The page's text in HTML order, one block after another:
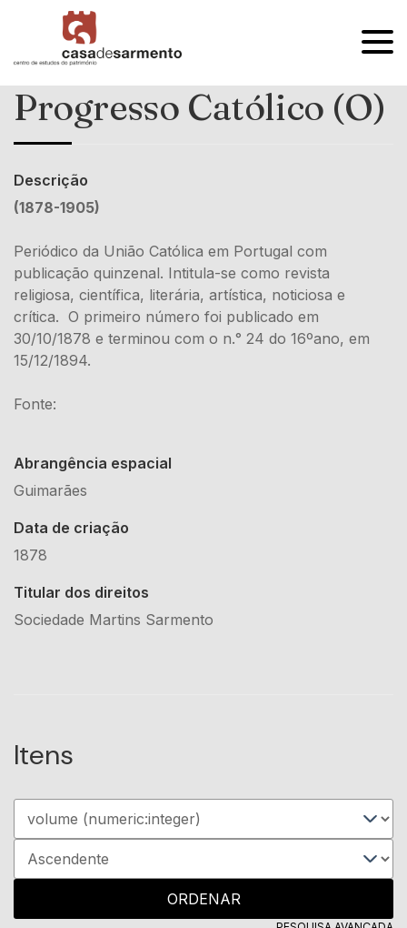
OPEN
Progresso Católico (O)
Descrição
(1878-1905)
Periódico da União Católica em Portugal com
publicação quinzenal. Intitula-se como revista
religiosa, científica, literária, artística, noticiosa e
crítica. O primeiro número foi publicado em
30/10/1878 e terminou com o n.° 24 do 16ºano, em
15/12/1894.
Fonte:
Abrangência espacial
Guimarães
Data de criação
1878
Titular dos direitos
Sociedade Martins Sarmento
Itens
ORDENAR